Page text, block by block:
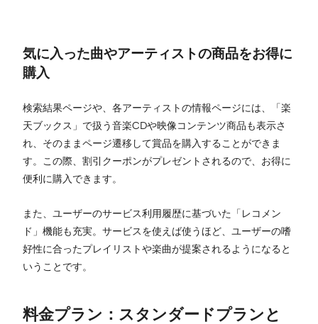
気に入った曲やアーティストの商品をお得に
購入
検索結果ページや、各アーティストの情報ページには、「楽
天ブックス」で扱う音楽CDや映像コンテンツ商品も表示さ
れ、そのままページ遷移して賞品を購入することができま
す。この際、割引クーポンがプレゼントされるので、お得に
便利に購入できます。
また、ユーザーのサービス利用履歴に基づいた「レコメン
ド」機能も充実。サービスを使えば使うほど、ユーザーの嗜
好性に合ったプレイリストや楽曲が提案されるようになると
いうことです。
料金プラン：スタンダードプランと